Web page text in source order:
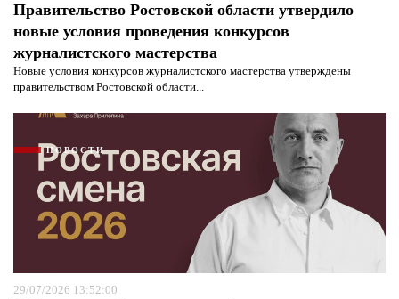
Правительство Ростовской области утвердило
новые условия проведения конкурсов
журналистского мастерства
Новые условия конкурсов журналистского мастерства утверждены
правительством Ростовской области...
НОВОСТИ
29/07/2026 13:52:00